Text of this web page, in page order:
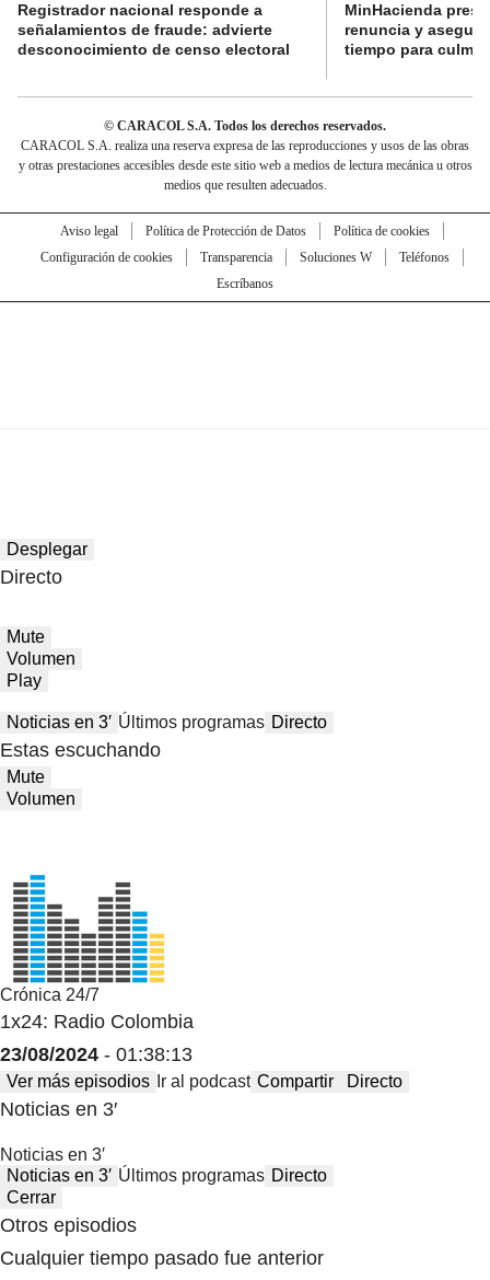
Registrador nacional responde a
señalamientos de fraude: advierte
desconocimiento de censo electoral
MinHacienda
renuncia y
tiempo para
© CARACOL S.A. Todos los derechos reservados.
CARACOL S.A. realiza una reserva expresa de las reproducciones y usos de las obras
y otras prestaciones accesibles desde este sitio web a medios de lectura mecánica u otros
medios que resulten adecuados.
Aviso legal Política de Protección de Datos
Política de cookies
Configuración de cookies
Transparencia Soluciones W
Teléfonos
Escríbanos
Desplegar
Directo
Mute
Volumen
Play
Noticias en 3′ Últimos programas Directo
Estas escuchando
Mute
Volumen
Crónica 24/7
1x24: Radio Colombia
23/08/2024 - 01:38:13
Ver más episodios Ir al podcast Compartir Directo
Noticias en 3′
Noticias en 3′
Noticias en 3′ Últimos programas Directo
Cerrar
Otros episodios
Cualquier tiempo pasado fue anterior